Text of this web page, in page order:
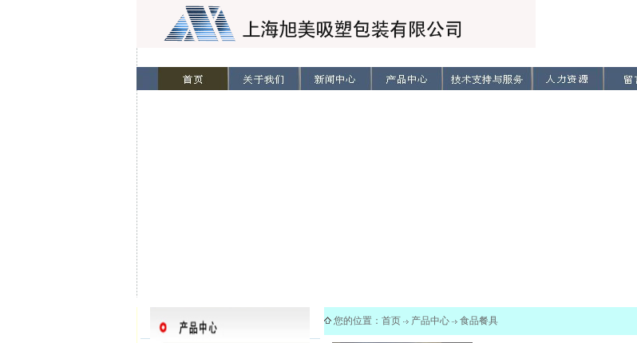
您的位置： 首页 产品中心 食品餐具